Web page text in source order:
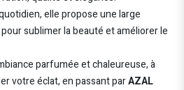
elle propose une large
sublimer la beauté et améliorer le
parfumée et chaleureuse, à
votre éclat, en passant parAZAL